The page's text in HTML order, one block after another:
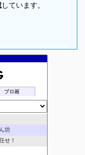
しています。
ブロ画
坊
せ！